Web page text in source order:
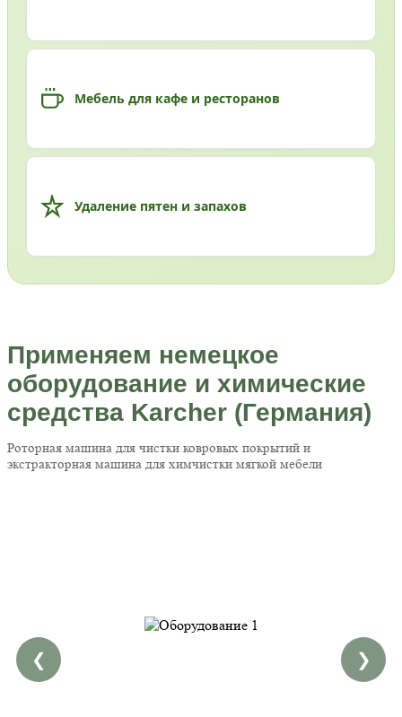
Мебель для кафе и ресторанов
Удаление пятен и запахов
Применяем немецкое
оборудование и химические
средства Karcher (Германия)
Роторная машина для чистки ковровых покрытий и
экстракторная машина для химчистки мягкой мебели
❮ ❯